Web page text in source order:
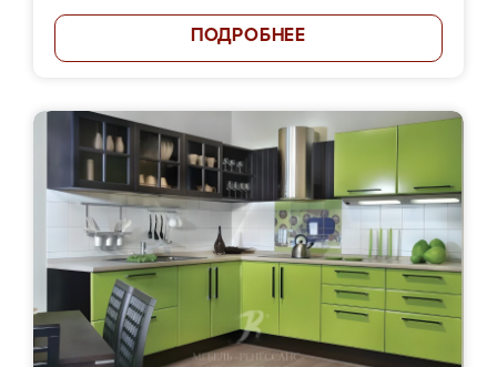
ПОДРОБНЕЕ